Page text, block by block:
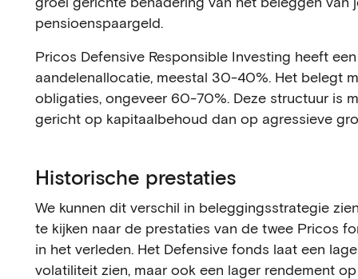
pensioenspaargeld.
Pricos Defensive Responsible Investing heeft
aandelenallocatie, meestal 30-40%. Het belegt
obligaties, ongeveer 60-70%. Deze structuur is
gericht op kapitaalbehoud dan op agressieve
Historische prestaties
We kunnen dit verschil in beleggingsstrategie
te kijken naar de prestaties van de twee Pricos
in het verleden. Het Defensive fonds laat een
volatiliteit zien, maar ook een lager rendement